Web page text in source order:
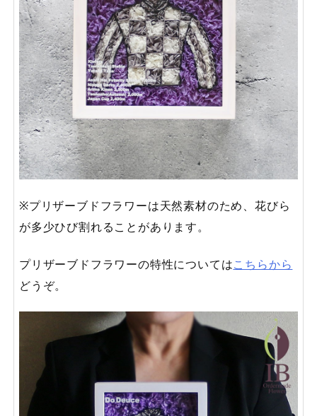
※プリザーブドフラワーは天然素材のため、花びら
が多少ひび割れることがあります。
プリザーブドフラワーの特性についてはこちらから
どうぞ。